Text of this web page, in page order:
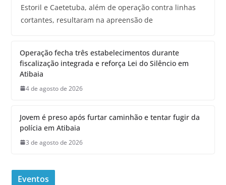
Estoril e Caetetuba, além de operação contra linhas
cortantes, resultaram na apreensão de
Operação fecha três estabelecimentos durante
fiscalização integrada e reforça Lei do Silêncio em
Atibaia
4 de agosto de 2026
Jovem é preso após furtar caminhão e tentar fugir da
polícia em Atibaia
3 de agosto de 2026
Eventos